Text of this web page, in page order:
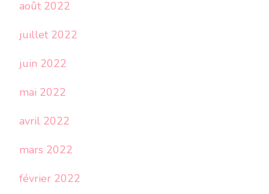
août 2022
juillet 2022
juin 2022
mai 2022
avril 2022
mars 2022
février 2022